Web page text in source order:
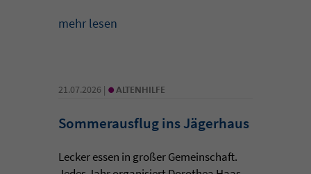
mehr lesen
21.07.2026 | • ALTENHILFE
Sommerausflug ins Jägerhaus
Lecker essen in großer Gemeinschaft.